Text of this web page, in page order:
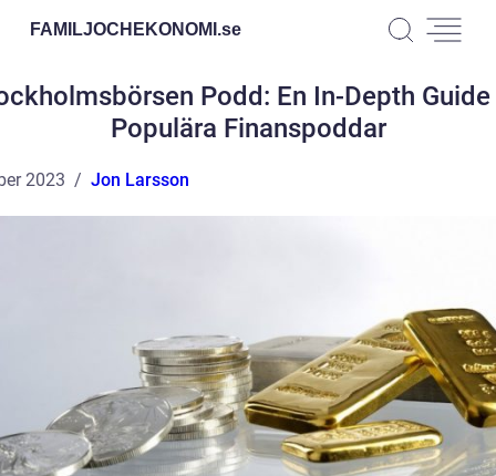
FAMILJOCHEKONOMI.se
Podd: En In-Depth
Populära Finanspoddar
2023 Jon Larsson